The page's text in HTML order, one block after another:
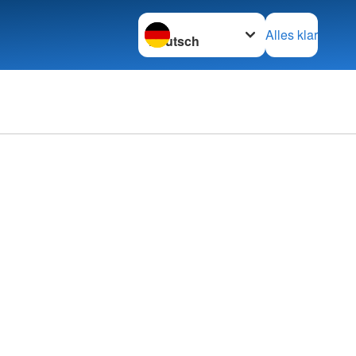
Sprache wechseln zu
Alles klar
Notfallsanitäter